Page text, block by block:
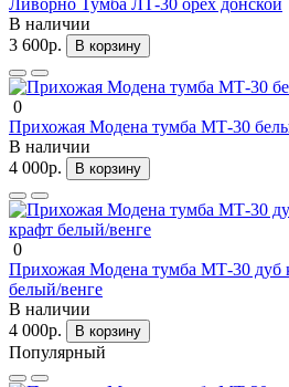
В наличии
3 600р.
В корзину
0
Прихожая Модена тумба МТ-30
В наличии
4 000р.
В корзину
0
Прихожая Модена тумба МТ-30 дуб
белый/венге
В наличии
4 000р.
В корзину
Популярный